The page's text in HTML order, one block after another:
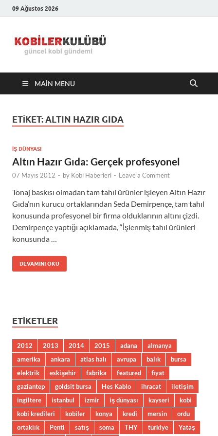
09 Ağustos 2026
Kulübü –
En Güncel
Kobi
MAIN MENU
ETIKET:ALTIN HAZIR GIDA
İŞ DÜNYASI
Altın Hazır Gıda: Gerçek profesyonel
07 Mayıs 2012 - by Kobi Haberleri - Leave a Comment
Tonaj baskısı olmadan tam tahıl ürünler işleyen Altın Hazır
Gıda’nın kurucu ortaklarından Seda Demirpençe, tam tahıl
konusunda profesyonel bir firma olduklarının altını çizdi.
Demirpençe yaptığı açıklamada, “İşlenmiş tahıl ürünleri
konusunda …
DEVAMINI OKU
ETIKETLER
2012 2013 2014 2015 adana
almanya
amerika
ankara atlas halı avrupa balık
bursa
elektrik
eskişehir fabrika featured
fiyat
gaziantep
goldsit bursa Hes Kablo ihracat
iletişim
ingiltere
istanbul izmir iş dünyası kayseri
kobi
kobi kredileri
kobiler konya kredi mersin
ordu
ortaklık
Penti satış soma THY türkiye Yataş